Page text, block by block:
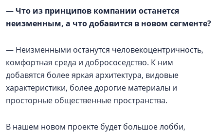
—Что из принципов компании останется
неизменным, а что добавится в новом сегменте?
— Неизменными останутся человекоцентричность,
комфортная среда и добрососедство. К ним
добавятся более яркая архитектура, видовые
характеристики, более дорогие материалы и
просторные общественные пространства.
В нашем новом проекте будет большое лобби,